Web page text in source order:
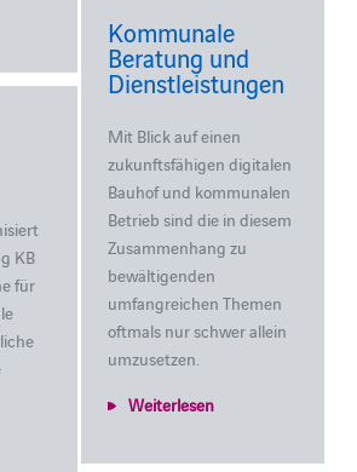
Kommunale
Beratung und
Dienstleistungen
Mit Blick auf einen
zukunftsfähigen digitalen
Bauhof und kommunalen
Betrieb sind die in diesem
Zusammenhang zu
bewältigenden
umfangreichen Themen
oftmals nur schwer allein
umzusetzen.
Weiterlesen
KB
für